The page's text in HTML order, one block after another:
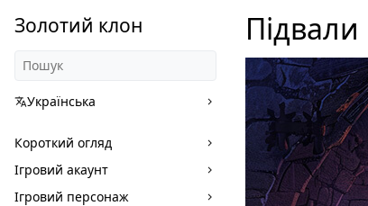
Золотий клон
Українська
Короткий огляд
Ігровий акаунт
Ігровий персонаж
Підвали